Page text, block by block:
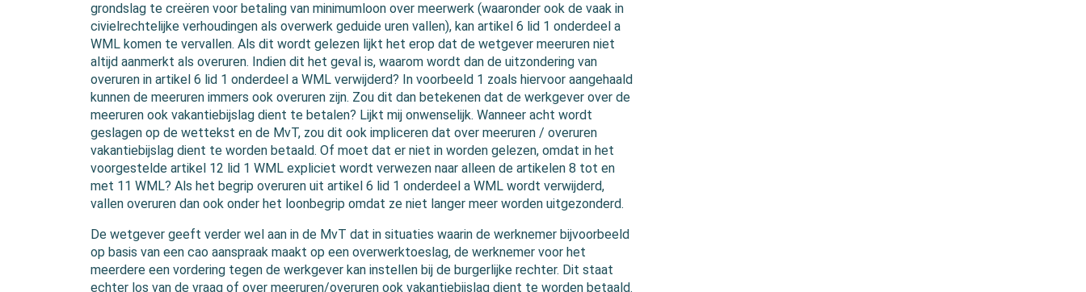
grondslag te creëren voor betaling van minimumloon over meerwerk (waaronder ook de vaak in
civielrechtelijke verhoudingen als overwerk geduide uren vallen), kan artikel 6 lid 1 onderdeel a
WML komen te vervallen. Als dit wordt gelezen lijkt het erop dat de wetgever meeruren niet
altijd aanmerkt als overuren. Indien dit het geval is, waarom wordt dan de uitzondering van
overuren in artikel 6 lid 1 onderdeel a WML verwijderd? In voorbeeld 1 zoals hiervoor aangehaald
kunnen de meeruren immers ook overuren zijn. Zou dit dan betekenen dat de werkgever over de
meeruren ook vakantiebijslag dient te betalen? Lijkt mij onwenselijk. Wanneer acht wordt
geslagen op de wettekst en de MvT, zou dit ook impliceren dat over meeruren / overuren
vakantiebijslag dient te worden betaald. Of moet dat er niet in worden gelezen, omdat in het
voorgestelde artikel 12 lid 1 WML expliciet wordt verwezen naar alleen de artikelen 8 tot en
met 11 WML? Als het begrip overuren uit artikel 6 lid 1 onderdeel a WML wordt verwijderd,
vallen overuren dan ook onder het loonbegrip omdat ze niet langer meer worden uitgezonderd.
De wetgever geeft verder wel aan in de MvT dat in situaties waarin de werknemer bijvoorbeeld
op basis van een cao aanspraak maakt op een overwerktoeslag, de werknemer voor het
meerdere een vordering tegen de werkgever kan instellen bij de burgerlijke rechter. Dit staat
echter los van de vraag of over meeruren/overuren ook vakantiebijslag dient te worden betaald.